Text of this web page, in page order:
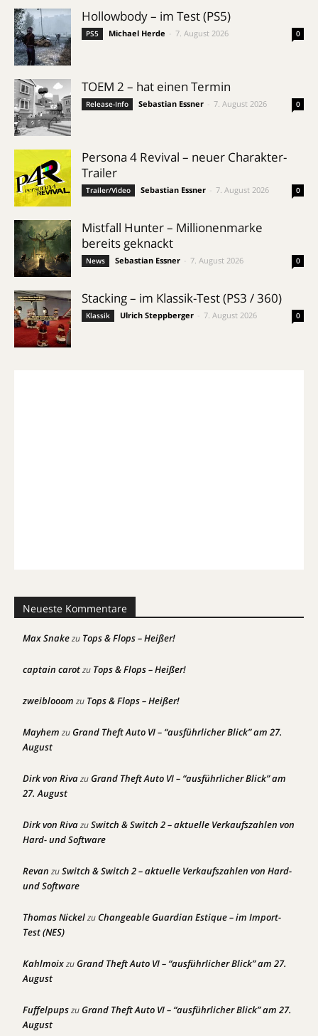
Hollowbody – im Test (PS5)
PS5 Michael Herde 7. August 2026 0
TOEM 2 – hat einen Termin
Release-Info Sebastian Essner 7. August 2026 0
Persona 4 Revival – neuer Charakter-
Trailer
Trailer/Video Sebastian Essner 7. August 2026 0
Mistfall Hunter – Millionenmarke
bereits geknackt
News Sebastian Essner 7. August 2026 0
Stacking – im Klassik-Test (PS3 / 360)
Klassik Ulrich Steppberger 7. August 2026 0
Neueste Kommentare
Max Snakezu Tops & Flops – Heißer!
captain carotzu Tops & Flops – Heißer!
zweiblooom zu Tops & Flops – Heißer!
Mayhem zuGrand Theft Auto VI – “ausführlicher Blick” am 27.
August
Dirk von RivazuGrand Theft Auto VI – “ausführlicher Blick” am
27. August
Dirk von RivazuSwitch & Switch 2 – aktuelle Verkaufszahlen von
Hard- und Software
Revan zuSwitch & Switch 2 – aktuelle Verkaufszahlen von Hard-
und Software
Thomas NickelzuChangeable Guardian Estique – im Import-
Test (NES)
KahlmoixzuGrand Theft Auto VI – “ausführlicher Blick” am 27.
August
FuffelpupszuGrand Theft Auto VI – “ausführlicher Blick” am 27.
August